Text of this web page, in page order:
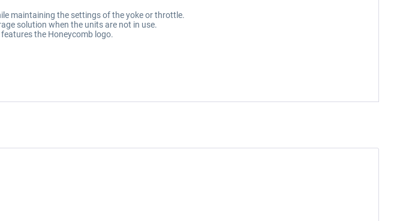
maintaining the settings of the yoke or throttle.
solution when the units are not in use.
the Honeycomb logo.